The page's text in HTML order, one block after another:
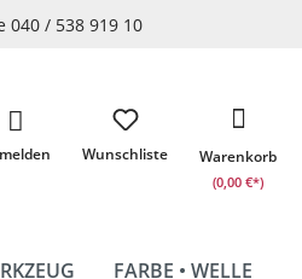
040 / 538 919 10
Wunschliste Warenkorb
(0,00 €*)
FARBE • WELLE